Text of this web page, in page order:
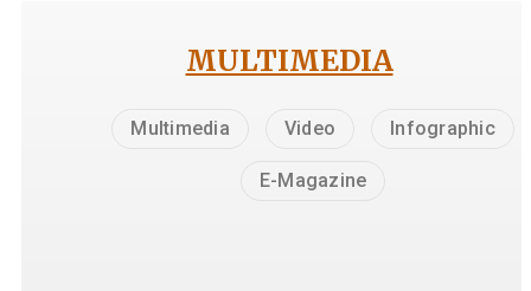
MULTIMEDIA
Multimedia Video Infographic
E-Magazine